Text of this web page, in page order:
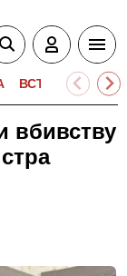
ВСТУПНА
вбивству